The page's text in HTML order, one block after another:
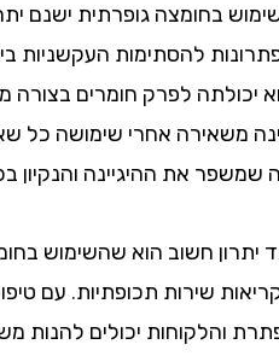
בחומצה גופרתית ישנם
להסתימות העקשניות ביותר.
לפרק חומרים בצורה
אחרי שימושה כל
את ההיגיינה והנקיון בכל
חשוב הוא שהשימוש בחומצה
שירות תכופתיות. עם טיפול
יכולים להנות